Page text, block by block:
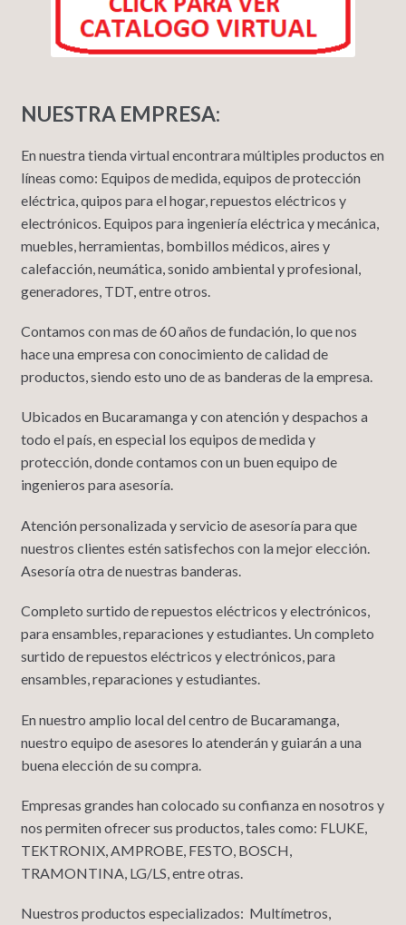
NUESTRA EMPRESA:
En nuestra tienda virtual encontrara múltiples productos en
líneas como: Equipos de medida, equipos de protección
eléctrica, quipos para el hogar, repuestos eléctricos y
electrónicos. Equipos para ingeniería eléctrica y mecánica,
muebles, herramientas, bombillos médicos, aires y
calefacción, neumática, sonido ambiental y profesional,
generadores, TDT, entre otros.
Contamos con mas de 60 años de fundación, lo que nos
hace una empresa con conocimiento de calidad de
productos, siendo esto uno de as banderas de la empresa.
Ubicados en Bucaramanga y con atención y despachos a
todo el país, en especial los equipos de medida y
protección, donde contamos con un buen equipo de
ingenieros para asesoría.
Atención personalizada y servicio de asesoría para que
nuestros clientes estén satisfechos con la mejor elección.
Asesoría otra de nuestras banderas.
Completo surtido de repuestos eléctricos y electrónicos,
para ensambles, reparaciones y estudiantes. Un completo
surtido de repuestos eléctricos y electrónicos, para
ensambles, reparaciones y estudiantes.
En nuestro amplio local del centro de Bucaramanga,
nuestro equipo de asesores lo atenderán y guiarán a una
buena elección de su compra.
Empresas grandes han colocado su confianza en nosotros y
nos permiten ofrecer sus productos, tales como: FLUKE,
TEKTRONIX, AMPROBE, FESTO, BOSCH,
TRAMONTINA, LG/LS, entre otras.
Nuestros productos especializados: Multímetros,